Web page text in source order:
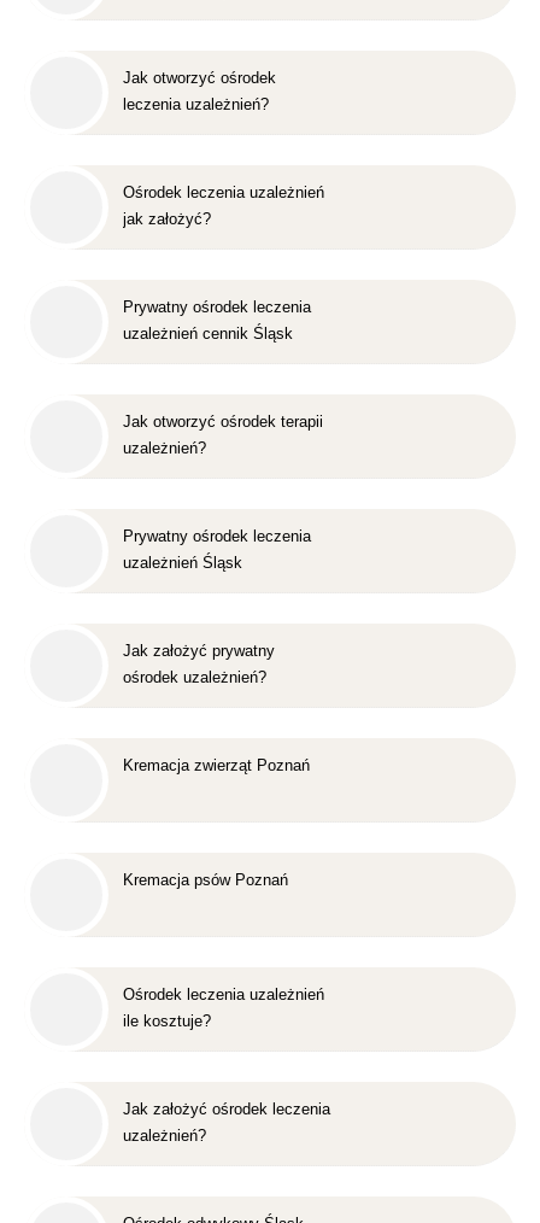
Jak otworzyć ośrodek
leczenia uzależnień?
Ośrodek leczenia uzależnień
jak założyć?
Prywatny ośrodek leczenia
uzależnień cennik Śląsk
Jak otworzyć ośrodek terapii
uzależnień?
Prywatny ośrodek leczenia
uzależnień Śląsk
Jak założyć prywatny
ośrodek uzależnień?
Kremacja zwierząt Poznań
Kremacja psów Poznań
Ośrodek leczenia uzależnień
ile kosztuje?
Jak założyć ośrodek leczenia
uzależnień?